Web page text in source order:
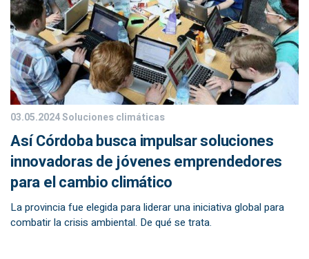
03.05.2024Soluciones climáticas
Así Córdoba busca impulsar soluciones
innovadoras de jóvenes emprendedores
para el cambio climático
La provincia fue elegida para liderar una iniciativa global para
combatir la crisis ambiental. De qué se trata.